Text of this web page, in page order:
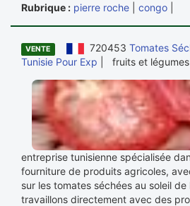
Rubrique : pierre roche congo
VENTE 720453 Tomates
Tunisie Pour Exp | fruits et légumes
entreprise tunisienne spécialisée
fourniture de produits agricoles,
sur les tomates séchées au soleil
travaillons directement avec des